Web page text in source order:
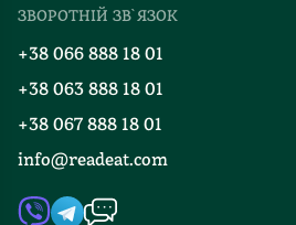
Добірки
Блог
Події
Книгарні
Контакти
Автори
ЗВОРОТНІЙ ЗВ`ЯЗОК
+38 066 888 18 01
+38 063 888 18 01
+38 067 888 18 01
info@readeat.com